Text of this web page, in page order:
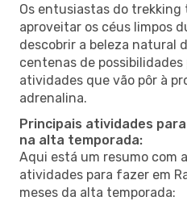
Os entusiastas do trekking
aproveitar os céus limpos
descobrir a beleza natural
centenas de possibilidades
atividades que vão pôr à
adrenalina.
Principais atividades
na alta temporada:
Aqui está um resumo com
atividades para fazer em
meses da alta temporada: